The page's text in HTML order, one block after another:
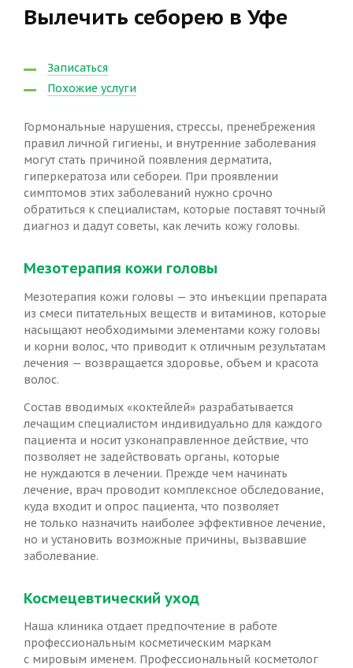
Вылечить себорею в Уфе
Записаться
Похожие услуги
Гормональные нарушения, стрессы, пренебрежения
правил личной гигиены, и внутренние заболевания
могут стать причиной появления дерматита,
гиперкератоза или себореи. При проявлении
симптомов этих заболеваний нужно срочно
обратиться к специалистам, которые поставят точный
диагноз и дадут советы, как лечить кожу головы.
Мезотерапия кожи головы
Мезотерапия кожи головы — это инъекции препарата
из смеси питательных веществ и витаминов, которые
насыщают необходимыми элементами кожу головы
и корни волос, что приводит к отличным результатам
лечения — возвращается здоровье, объем и красота
волос.
Состав вводимых «коктейлей» разрабатывается
лечащим специалистом индивидуально для каждого
пациента и носит узконаправленное действие, что
позволяет не задействовать органы, которые
не нуждаются в лечении. Прежде чем начинать
лечение, врач проводит комплексное обследование,
куда входит и опрос пациента, что позволяет
не только назначить наиболее эффективное лечение,
но и установить возможные причины, вызвавшие
заболевание.
Космецевтический уход
Наша клиника отдает предпочтение в работе
профессиональным косметическим маркам
с мировым именем. Профессиональный косметолог